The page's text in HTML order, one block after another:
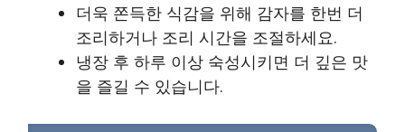
더욱 쫀득한 식감을 위해 감자를 한번 더
조리하거나 조리 시간을 조절하세요.
냉장 후 하루 이상 숙성시키면 더 깊은 맛
을 즐길 수 있습니다.